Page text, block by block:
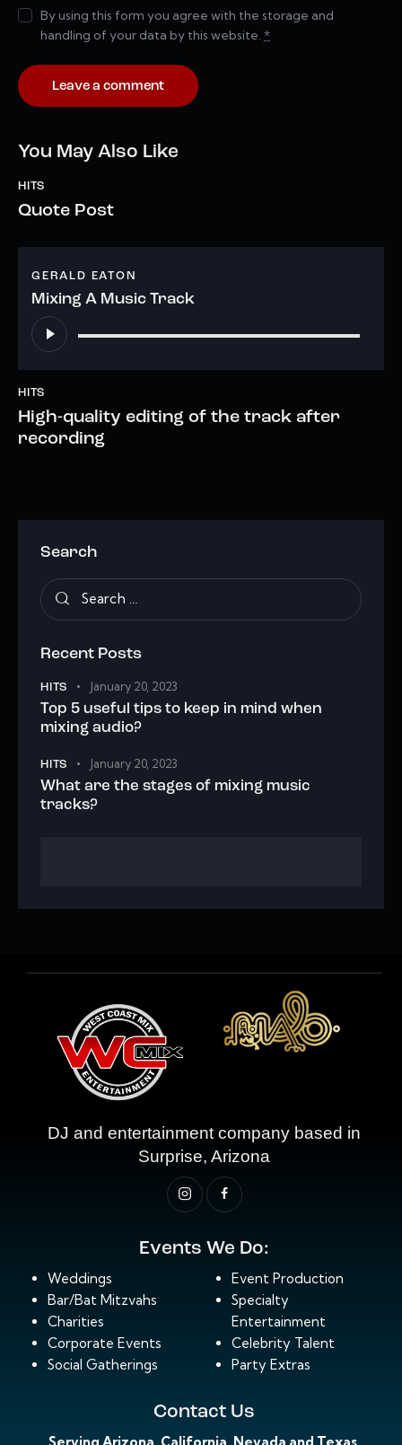
By using this form you agree with the storage and
handling of your data by this website.*
You May Also Like
HITS
Quote Post
GERALD EATON
Mixing A Music Track
Audio
Player
HITS
High-quality editing of the track after
recording
Search
Recent Posts
HITS January 20, 2023
Top 5 useful tips to keep in mind when
mixing audio?
HITS January 20, 2023
What are the stages of mixing music
tracks?
DJ and entertainment company based in
Surprise, Arizona
Events We Do:
Weddings
Bar/Bat Mitzvahs
Charities
Corporate Events
Social Gatherings
Event Production
Specialty
Entertainment
Celebrity Talent
Party Extras
Contact Us